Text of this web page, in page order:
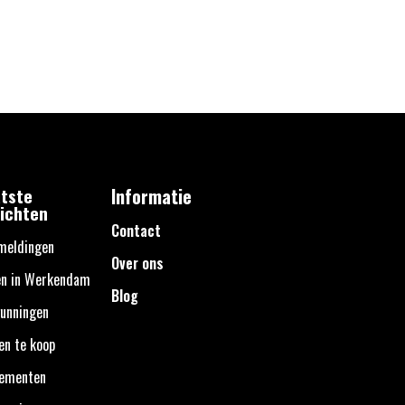
in Werkendam
te koop
Informatie
Contact
Over ons
Blog